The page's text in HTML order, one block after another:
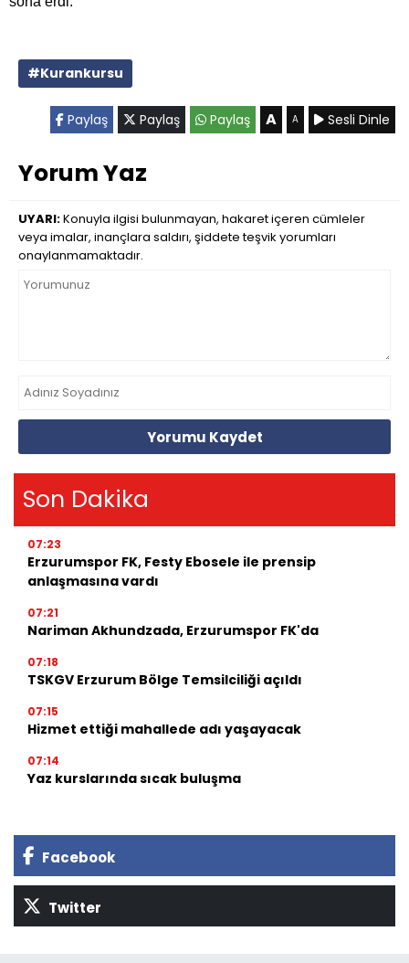
#Kurankursu
Paylaş Paylaş Paylaş A A Sesli Dinle
Yorum Yaz
UYARI:Konuyla ilgisi bulunmayan, hakaret içeren cümleler
veya imalar, inançlara saldırı, şiddete teşvik yorumları
onaylanmamaktadır.
Yorumu Kaydet
Son Dakika
07:23
Erzurumspor FK, Festy Ebosele ile prensip
anlaşmasına vardı
07:21
Nariman Akhundzada, Erzurumspor FK'da
07:18
TSKGV Erzurum Bölge Temsilciliği açıldı
07:15
Hizmet ettiği mahallede adı yaşayacak
07:14
Yaz kurslarında sıcak buluşma
Facebook
Twitter